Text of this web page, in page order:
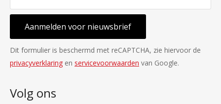
Aanmelden voor nieuwsbrief
Dit formulier is beschermd met reCAPTCHA, zie hiervoor de
privacyverklaring en servicevoorwaarden van Google.
Volg ons